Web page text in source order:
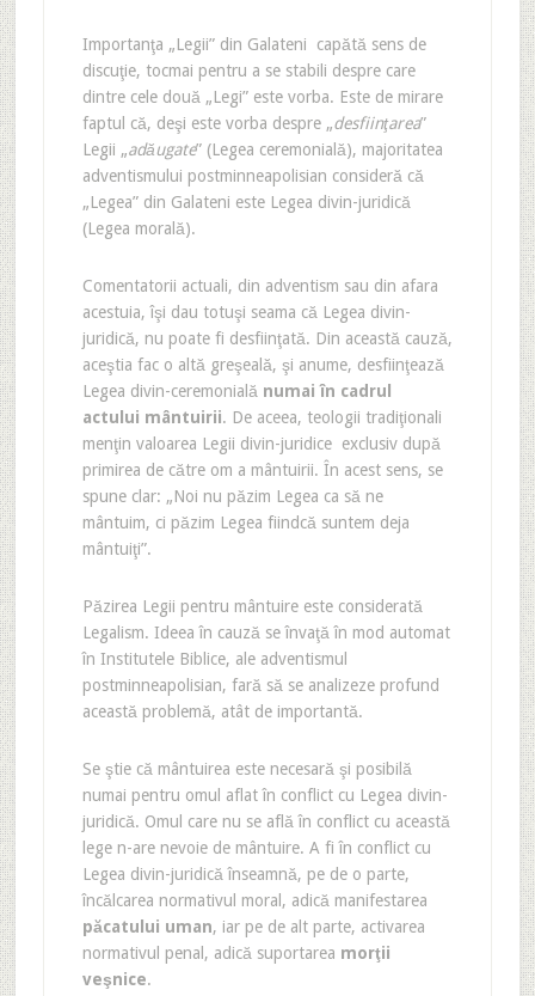
Importanţa „Legii” din Galateni capătă sens de
discuţie, tocmai pentru a se stabili despre care
dintre cele două „Legi” este vorba. Este de mirare
faptul că, deşi este vorba despre „desfiinţarea”
Legii „adăugate” (Legea ceremonială), majoritatea
adventismului postminneapolisian consideră că
„Legea” din Galateni este Legea divin-juridică
(Legea morală).
Comentatorii actuali, din adventism sau din afara
acestuia, îşi dau totuşi seama că Legea divin-
juridică, nu poate fi desfiinţată. Din această cauză,
aceştia fac o altă greşeală, şi anume, desfiinţează
Legea divin-ceremonială numai în cadrul
actului mântuirii. De aceea, teologii tradiţionali
menţin valoarea Legii divin-juridice exclusiv după
primirea de către om a mântuirii. În acest sens, se
spune clar: „Noi nu păzim Legea ca să ne
mântuim, ci păzim Legea fiindcă suntem deja
mântuiţi”.
Păzirea Legii pentru mântuire este considerată
Legalism. Ideea în cauză se învaţă în mod automat
în Institutele Biblice, ale adventismul
postminneapolisian, fară să se analizeze profund
această problemă, atât de importantă.
Se ştie că mântuirea este necesară şi posibilă
numai pentru omul aflat în conflict cu Legea divin-
juridică. Omul care nu se află în conflict cu această
lege n-are nevoie de mântuire. A fi în conflict cu
Legea divin-juridică înseamnă, pe de o parte,
încălcarea normativul moral, adică manifestarea
păcatului uman, iar pe de alt parte, activarea
normativul penal, adică suportarea morţii
veşnice.